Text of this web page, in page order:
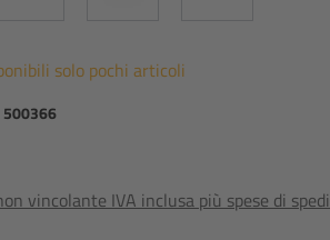
solo pochi articoli
500366
vincolante IVA inclusa più spese di